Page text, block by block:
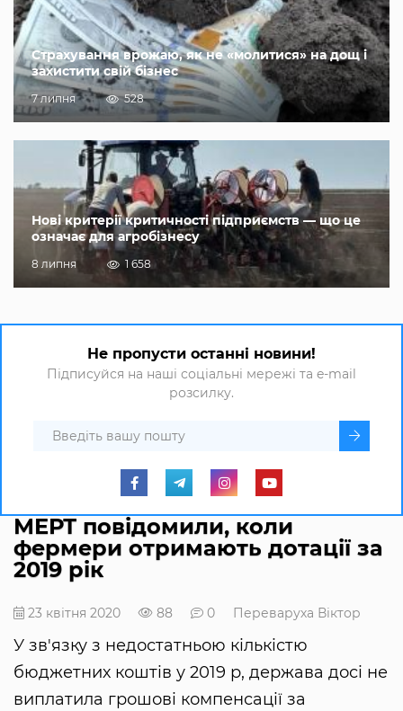
Страхування врожаю, як не «молитися» на дощ і
захистити свій бізнес
7 липня 528
Нові критерії критичності підприємств — що це
означає для агробізнесу
8 липня 1 658
Не пропусти останні новини!
Підписуйся на наші соціальні мережі та e-mail
розсилку.
МЕРТ повідомили, коли
фермери отримають дотації за
2019 рік
23 квітня 2020 88 0 Переваруха Віктор
У зв'язку з недостатньою кількістю
бюджетних коштів у 2019 р, держава досі не
виплатила грошові компенсації за